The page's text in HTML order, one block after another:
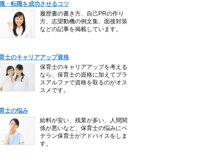
・転職を成功させるコツ
履歴書の書き方、自己PRの作り
方、志望動機の例文集、面接対策
などの記事を掲載しています。
士のキャリアアップ資格
保育士のキャリアアップを考える
なら、保育士の資格に加えてプラ
スアルファで資格を取るのがオス
スメです。
士の悩み
給料が安い、残業が多い、人間関
係が悪いなど、保育士の悩みにベ
テラン保育士がアドバイスをしま
す。